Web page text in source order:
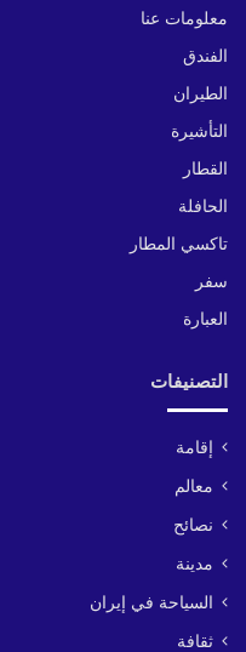
معلومات عنا
الفندق
الطيران
التأشيرة
القطار
الحافلة
تاكسي المطار
سفر
العبارة
التصنيفات
إقامة
معالم
نصائح
مدينة
السياحة في إيران
ثقافة